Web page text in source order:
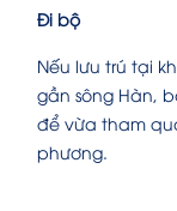
Đi bộ
Nếu lưu trú tại
gần sông Hàn,
để vừa tham
phương.